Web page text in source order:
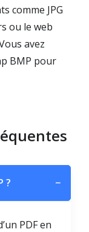
comme JPG
ou le web
avez
BMP pour
? −
PDF en